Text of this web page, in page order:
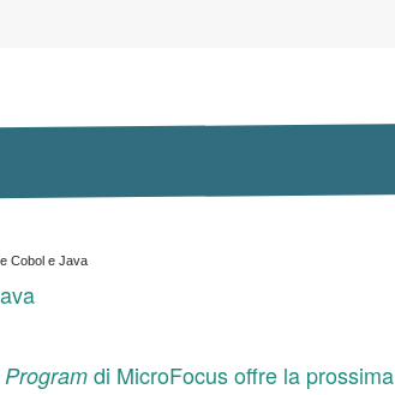
Cobol e Java
di MicroFocus offre la prossima